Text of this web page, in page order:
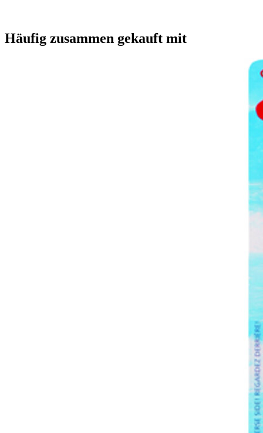
Häufig zusammen gekauft mit